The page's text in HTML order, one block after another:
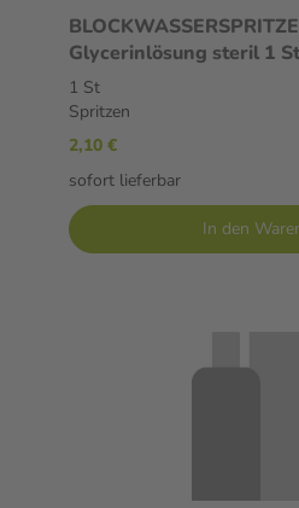
Glycerinlösung steril 1
1 St
Spritzen
2,10 €
sofort lieferbar
In den